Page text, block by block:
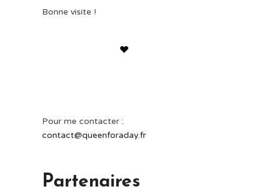
Bonne visite !
Pour me contacter :
contact@queenforaday.fr
Partenaires